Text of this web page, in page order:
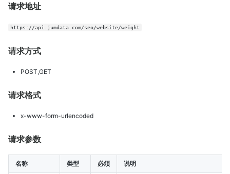
请求地址
https://api.jumdata.com/seo/website/weight
请求方式
POST,GET
请求格式
x-www-form-urlencoded
请求参数
名称 类型 必须 说明